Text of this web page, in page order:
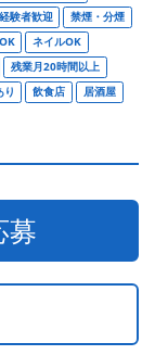
経験者歓迎
禁煙・分煙
ネイルOK
残業月20時間以上
り 飲食店
居酒屋